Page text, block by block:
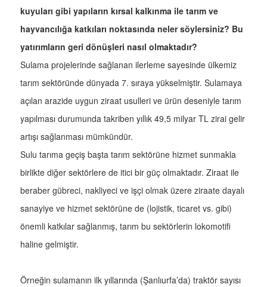
kuyuları gibi yapıların kırsal kalkınma ile tarım ve
hayvancılığa katkıları noktasında neler söylersiniz? Bu
yatırımların geri dönüşleri nasıl olmaktadır?
Sulama projelerinde sağlanan ilerleme sayesinde ülkemiz
tarım sektöründe dünyada 7. sıraya yükselmiştir. Sulamaya
açılan arazide uygun ziraat usulleri ve ürün deseniyle tarım
yapılması durumunda takriben yıllık 49,5 milyar TL zirai gelir
artışı sağlanması mümkündür.
Sulu tarıma geçiş başta tarım sektörüne hizmet sunmakla
birlikte diğer sektörlere de itici bir güç olmaktadır. Ziraat ile
beraber gübreci, nakliyeci ve işçi olmak üzere ziraate dayalı
sanayiye ve hizmet sektörüne de (lojistik, ticaret vs. gibi)
önemli katkılar sağlanmış, tarım bu sektörlerin lokomotifi
haline gelmiştir.
Örneğin sulamanın ilk yıllarında (Şanlıurfa’da) traktör sayısı